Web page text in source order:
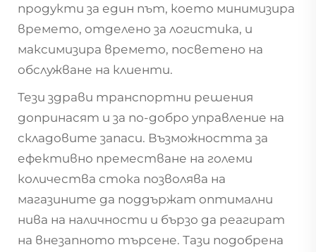
продукти за един път, което минимизира
времето, отделено за логистика, и
максимизира времето, посветено на
обслужване на клиенти.
Тези здрави транспортни решения
допринасят и за по-добро управление на
складовите запаси. Възможността за
ефективно преместване на големи
количества стока позволява на
магазините да поддържат оптимални
нива на наличности и бързо да реагират
на внезапното търсене. Тази подобрена